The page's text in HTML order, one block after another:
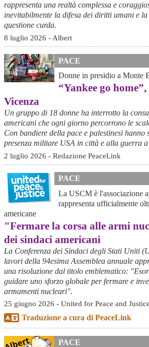
rappresenta una realtà complessa e
inevitabilmente la difesa dei diritti umani e
questione curda.
8 luglio 2026 - Albert
PACE
Donne in presidio a Monte
“Yankee go
Vicenza
Un gruppo di 18 donne ha interrotto la
americani che ogni giorno percorrono le
Con bandiere della pace e palestinesi
presenza militare USA in città e alla guerra
2 luglio 2026 - Redazione PeaceLink
PACE
La USCM è l'associazione
rappresenta ufficialmente
americane
"Fermare la corsa alle armi
dei sindaci americani
La Conferenza dei Sindaci degli Stati Uniti
lavori della 94esima Assemblea annuale
una risoluzione dal titolo emblematico:
guidare uno sforzo globale per fermare e
armamenti nucleari".
25 giugno 2026 - United for Peace and
Traduzione a cura di PeaceLink
PACE